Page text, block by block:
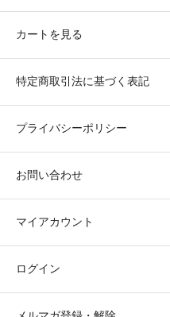
カートを見る
特定商取引法に基づく表記
プライバシーポリシー
お問い合わせ
マイアカウント
ログイン